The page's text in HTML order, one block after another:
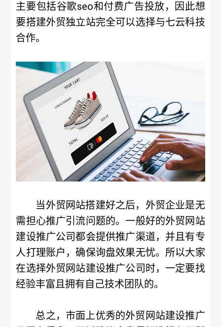
主要包括谷歌seo和付费广告投放，因此想
要搭建外贸独立站完全可以选择与七云科技
合作。
当外贸网站搭建好之后，外贸企业是无
需担心推广引流问题的。一般好的外贸网站
建设推广公司都会提供推广渠道，并且有专
人打理账户，确保询盘效果无忧。所以大家
在选择外贸网站建设推广公司时，一定要找
经验丰富且拥有自己技术团队的。
总之，市面上优秀的外贸网站建设推广